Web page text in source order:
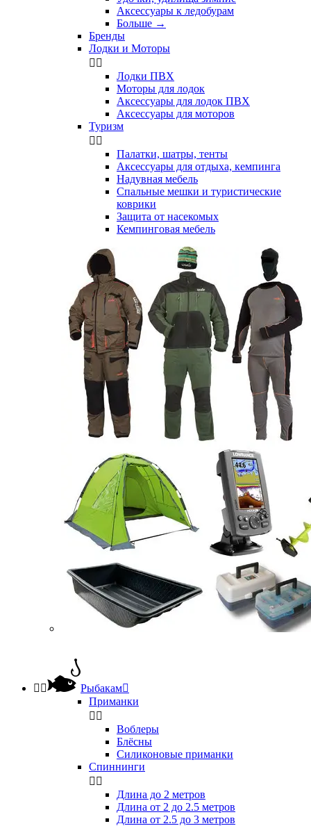
Аксессуары к ледобурам
Больше →
Бренды
Лодки и Моторы
 
Лодки ПВХ
Моторы для лодок
Аксессуары для лодок ПВХ
Аксессуары для моторов
Туризм
 
Палатки, шатры, тенты
Аксессуары для отдыха, кемпинга
Надувная мебель
Спальные мешки и туристические
коврики
Защита от насекомых
Кемпинговая мебель
  Рыбакам
Приманки
 
Воблеры
Блёсны
Силиконовые приманки
Спиннинги
 
Длина до 2 метров
Длина от 2 до 2.5 метров
Длина от 2.5 до 3 метров